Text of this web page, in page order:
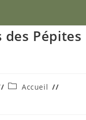
des Pépites
Accueil